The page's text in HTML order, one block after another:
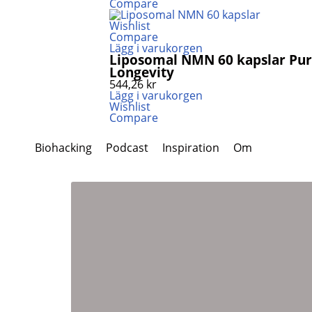
Compare
Wishlist
Compare
Lägg i varukorgen
Liposomal NMN 60 kapslar
Longevity
544,26 kr
Lägg i varukorgen
Wishlist
Compare
Biohacking
Podcast Inspiration Om